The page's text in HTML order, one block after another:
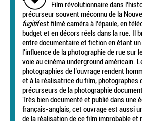
Film révolutionnaire dans
précurseur souvent méconnu de la
fugitifest filmé caméra à l’épaule, en
budget et en décors réels dans la rue. Il
entre documentaire et fiction en étant
l’influence de la photographie de rue sur
voie au cinéma underground américain.
photographies de l’ouvrage rendent
et à la réalisatrice du film, photographes
précurseurs de la photographie
Très bien documenté et publié dans une
français-anglais, cet ouvrage est aussi
de la réalisation de ce film improbable et